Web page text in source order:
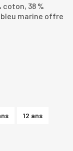
38 %
marine offre
12 ans